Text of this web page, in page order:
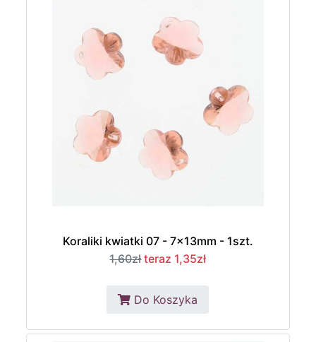
Koraliki kwiatki 07 - 7x13mm - 1szt.
1,60zł teraz 1,35zł
Do Koszyka